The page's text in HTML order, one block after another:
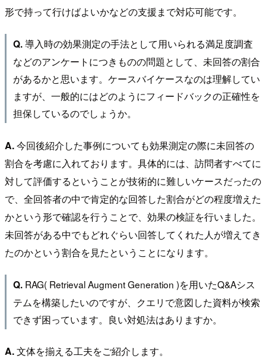
形で持って行けばよいかなどの支援まで対応可能です。
Q.導入時の効果測定の手法として用いられる満足度調査
などのアンケートにつきものの問題として、未回答の割合
があるかと思います。ケースバイケースなのは理解してい
ますが、一般的にはどのようにフィードバックの正確性を
担保しているのでしょうか。
A.今回後紹介した事例についても効果測定の際に未回答の
割合を考慮に入れております。具体的には、訪問者すべてに
対して評価するということが技術的に難しいケースだったの
で、全回答者の中で肯定的な回答した割合がどの程度増えた
かという形で確認を行うことで、効果の検証を行いました。
未回答がある中でもどれぐらい回答してくれた人が増えてき
たのかという割合を見たということになります。
Q.RAG( Retrieval Augment Generation )を用いたQ&Aシス
テムを構築したいのですが、クエリで意図した資料が検索
できず困っています。良い対処法はありますか。
A.文体を揃える工夫をご紹介します。